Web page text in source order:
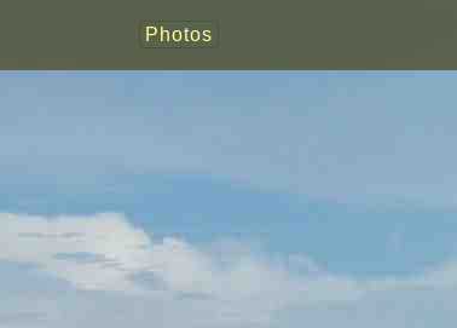
Photos